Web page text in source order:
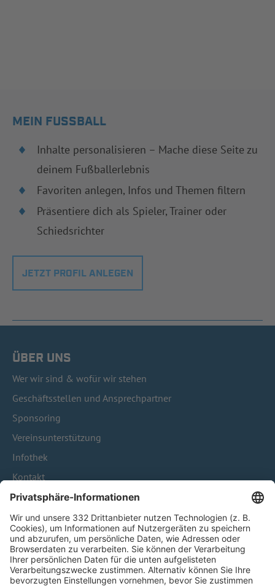
MEIN FUSSBALL
Inhalte personalisieren – Mache diese Seite zu
deinem Fußballerlebnis
Favoriten anlegen, Infos und Themen filtern
Präsentiere dich als Spieler, Trainer oder
Schiedsrichter
JETZT PROFIL ANLEGEN
ÜBER UNS
Wer wir sind & wofür wir stehen
Geschäftsstellen und Ansprechpartner
Sponsoring
Vereinsunterstützung
Infothek
Kontakt
HÄUFIG BESUCHTE SEITEN
Pässe und Vereinswechsel
Trainerausbildung
Schulungsangebot Vereinsmitarbeiter